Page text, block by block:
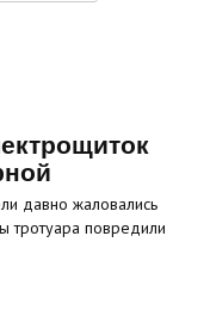
давно жаловались
тротуара повредили